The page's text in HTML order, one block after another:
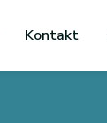
Kontakt